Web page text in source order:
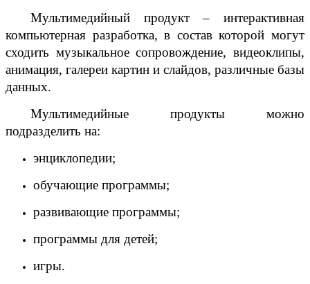
Мультимедийный продукт – интерактивная
компьютерная разработка, в состав которой могут
сходить музыкальное сопровождение, видеоклипы,
анимация, галереи картин и слайдов, различные базы
данных.
Мультимедийные продукты можно
подразделить на:
энциклопедии;
обучающие программы;
развивающие программы;
программы для детей;
игры.